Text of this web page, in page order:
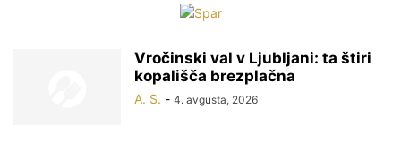
Vročinski val v Ljubljani: ta štiri
kopališča brezplačna
A. S. - 4. avgusta, 2026